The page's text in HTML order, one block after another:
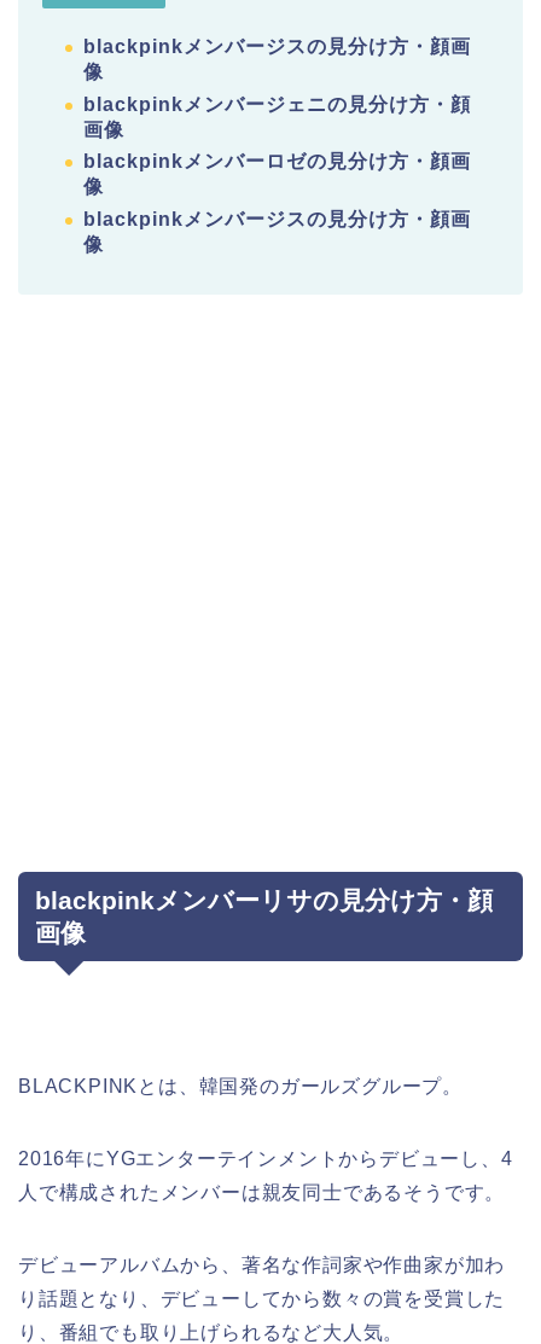
blackpinkメンバージスの見分け方・顔画
像
blackpinkメンバージェニの見分け方・顔
画像
blackpinkメンバーロゼの見分け方・顔画
像
blackpinkメンバージスの見分け方・顔画
像
blackpinkメンバーリサの見分け方・顔
画像
BLACKPINKとは、韓国発のガールズグループ。
2016年にYGエンターテインメントからデビューし、4
人で構成されたメンバーは親友同士であるそうです。
デビューアルバムから、著名な作詞家や作曲家が加わ
り話題となり、デビューしてから数々の賞を受賞した
り、番組でも取り上げられるなど大人気。